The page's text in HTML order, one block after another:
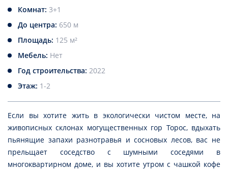
Комнат: 3+1
До центра: 650 м
Площадь: 125 м²
Мебель: Нет
Год строительства: 2022
Этаж: 1-2
Если вы хотите жить в экологически чистом месте, на
живописных склонах могущественных гор Торос, вдыхать
пьянящие запахи разнотравья и сосновых лесов, вас не
прельщает соседство с шумными соседями в
многоквартирном доме, и вы хотите утром с чашкой кофе